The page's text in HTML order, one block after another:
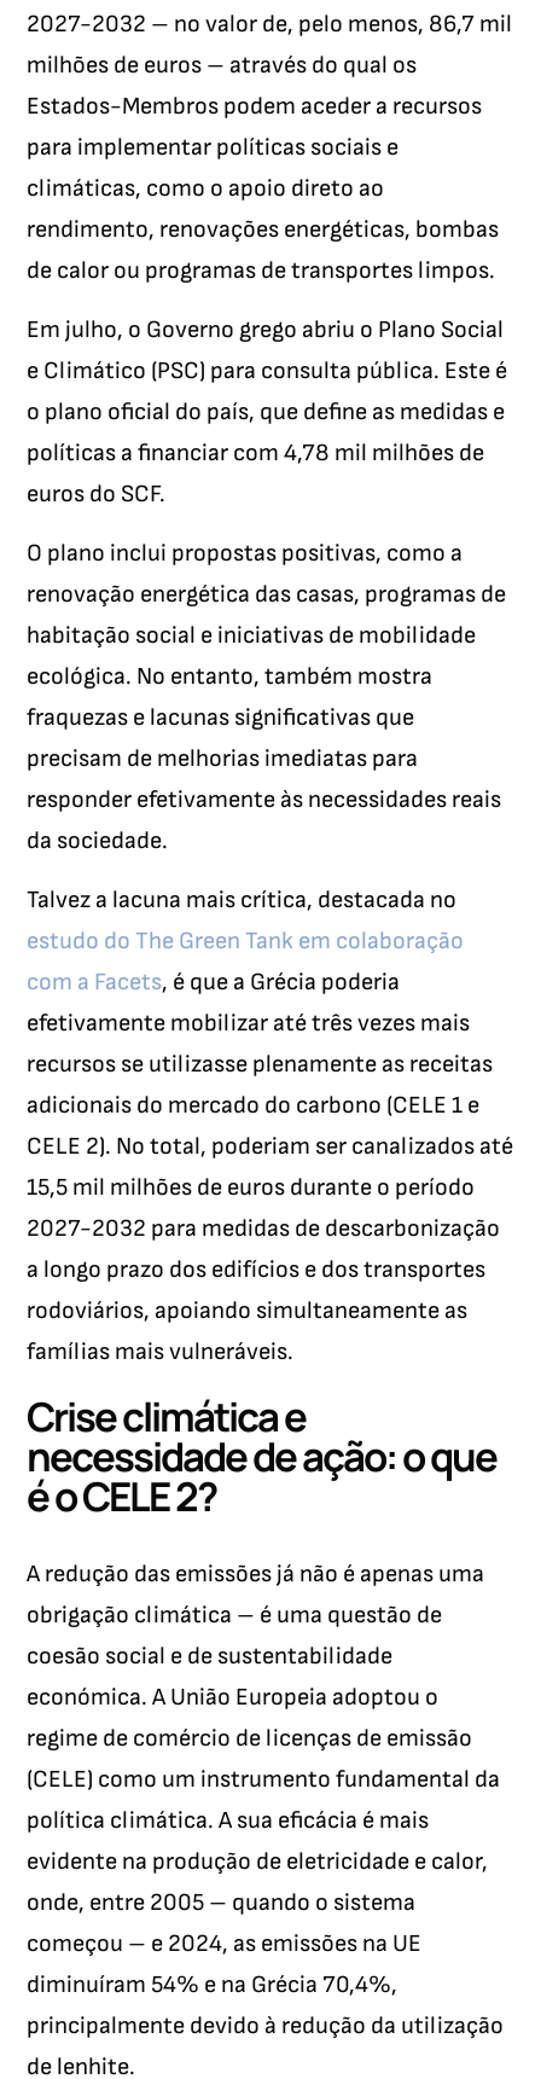
2027-2032 – no valor de, pelo menos, 86,7 mil
milhões de euros – através do qual os
Estados-Membros podem aceder a recursos
para implementar políticas sociais e
climáticas, como o apoio direto ao
rendimento, renovações energéticas, bombas
de calor ou programas de transportes limpos.
Em julho, o Governo grego abriu o Plano Social
e Climático (PSC) para consulta pública. Este é
o plano oficial do país, que define as medidas e
políticas a financiar com 4,78 mil milhões de
euros do SCF.
O plano inclui propostas positivas, como a
renovação energética das casas, programas de
habitação social e iniciativas de mobilidade
ecológica. No entanto, também mostra
fraquezas e lacunas significativas que
precisam de melhorias imediatas para
responder efetivamente às necessidades reais
da sociedade.
Talvez a lacuna mais crítica, destacada no
estudo do The Green Tank em colaboração
com a Facets, é que a Grécia poderia
efetivamente mobilizar até três vezes mais
recursos se utilizasse plenamente as receitas
adicionais do mercado do carbono (CELE 1 e
CELE 2). No total, poderiam ser canalizados até
15,5 mil milhões de euros durante o período
2027-2032 para medidas de descarbonização
a longo prazo dos edifícios e dos transportes
rodoviários, apoiando simultaneamente as
famílias mais vulneráveis.
Crise climática e
necessidade de ação: o que
é o CELE 2?
A redução das emissões já não é apenas uma
obrigação climática – é uma questão de
coesão social e de sustentabilidade
económica. A União Europeia adoptou o
regime de comércio de licenças de emissão
(CELE) como um instrumento fundamental da
política climática. A sua eficácia é mais
evidente na produção de eletricidade e calor,
onde, entre 2005 – quando o sistema
começou – e 2024, as emissões na UE
diminuíram 54% e na Grécia 70,4%,
principalmente devido à redução da utilização
de lenhite.